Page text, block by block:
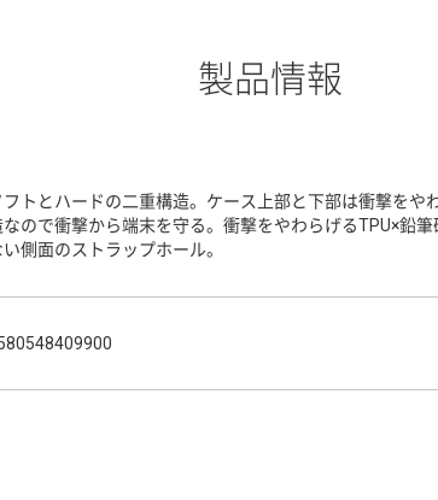
製品情報
フトとハードの二重構造。ケース上部と下部は衝撃を
なので衝撃から端末を守る。衝撃をやわらげるTPU×鉛
側面のストラップホール。